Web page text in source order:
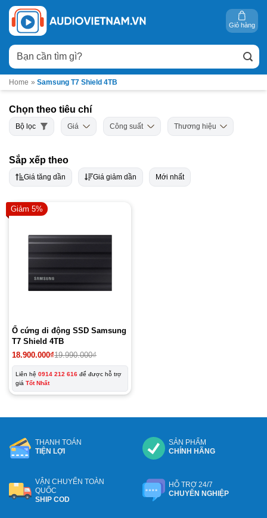
Bỏ
qua
nội
dung
Tìm
kiếm:
Giỏ hàng
Home » Samsung T7 Shield 4TB
Chọn theo tiêu chí
Bộ lọc Giá Công suất Thương hiệu
Sắp xếp theo
Giá tăng dần Giá giảm dần Mới nhất
Giảm 5%
Ổ cứng di động SSD Samsung
T7 Shield 4TB
19.990.000₫
Giá
gốc
là:
19.990.000₫.
18.900.000₫
Giá
hiện
tại
là:
18.900.000₫.
Liên hệ 0914 212 616 để được hỗ trợ
giá Tốt Nhất
THANH TOÁN
TIỆN LỢI
SẢN PHẨM
CHÍNH HÃNG
VẬN CHUYỂN TOÀN
QUỐC
SHIP COD
HỖ TRỢ 24/7
CHUYÊN NGHIỆP